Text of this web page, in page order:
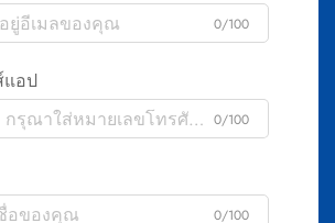
0/100
อป
0/100
0/100